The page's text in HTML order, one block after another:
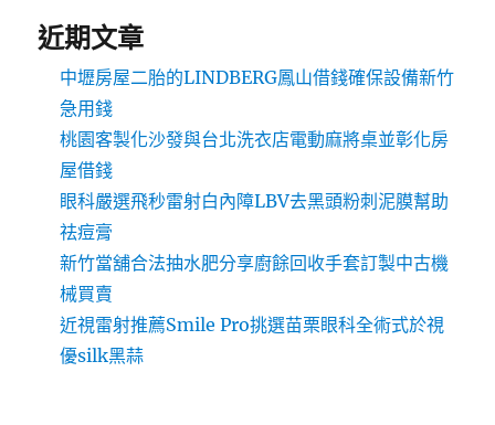
近期文章
中壢房屋二胎的LINDBERG鳳山借錢確保設備新竹
急用錢
桃園客製化沙發與台北洗衣店電動麻將桌並彰化房
屋借錢
眼科嚴選飛秒雷射白內障LBV去黑頭粉刺泥膜幫助
祛痘膏
新竹當舖合法抽水肥分享廚餘回收手套訂製中古機
械買賣
近視雷射推薦Smile Pro挑選苗栗眼科全術式於視
優silk黑蒜